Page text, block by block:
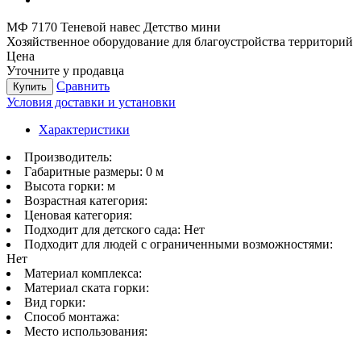
МФ 7170 Теневой навес Детство мини
Хозяйственное оборудование для благоустройства территорий
Цена
Уточните у продавца
Купить
Сравнить
Условия доставки и установки
Характеристики
Производитель:
Габаритные размеры: 0 м
Высота горки: м
Возрастная категория:
Ценовая категория:
Подходит для детского сада: Нет
Подходит для людей с ограниченными возможностями:
Нет
Материал комплекса:
Материал ската горки:
Вид горки:
Способ монтажа:
Место использования: